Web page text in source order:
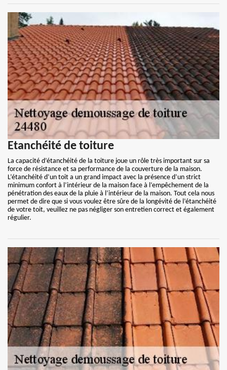
Etanchéité de toiture
La capacité d’étanchéité de la toiture joue un rôle très important sur sa
force de résistance et sa performance de la couverture de la maison.
L’étanchéité d’un toit a un grand impact avec la présence d’un strict
minimum confort à l’intérieur de la maison face à l’empêchement de la
pénétration des eaux de la pluie à l’intérieur de la maison. Tout cela nous
permet de dire que si vous voulez être sûre de la longévité de l’étanchéité
de votre toit, veuillez ne pas négliger son entretien correct et également
régulier.